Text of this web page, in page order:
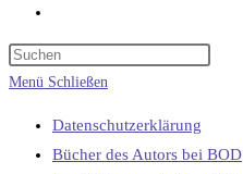
umschalten
Menü Schließen
Datenschutzerklärung
Bücher des Autors bei BOD